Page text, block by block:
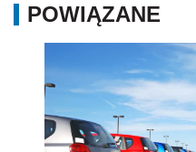
POWIĄZANE